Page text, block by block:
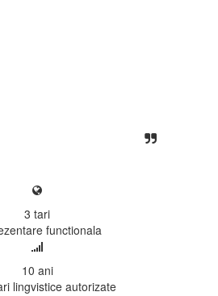
3 tari
functionala
10 ani
lingvistice autorizate